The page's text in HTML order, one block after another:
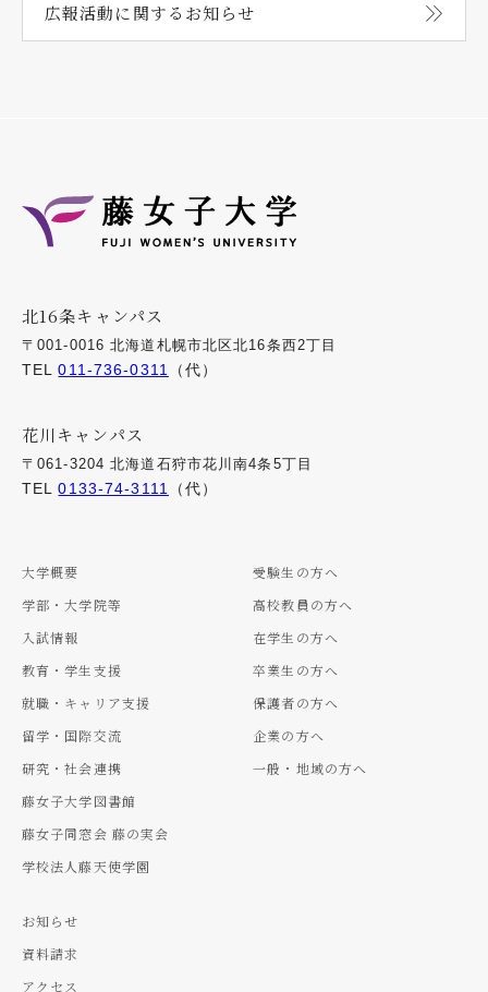
広報活動に関する お知らせ
北16条キャンパス
〒001-0016 北海道札幌市北区北16条西2丁目
TEL011-736-0311 （代）
花川キャンパス
〒061-3204 北海道石狩市花川南4条5丁目
TEL0133-74-3111 （代）
大学概要
学部・大学院等
入試情報
教育・学生支援
就職・キャリア支援
留学・国際交流
研究・社会連携
藤女子大学図書館
藤女子同窓会 藤の実会
学校法人藤天使学園
受験生の方へ
高校教員の方へ
在学生の方へ
卒業生の方へ
保護者の方へ
企業の方へ
一般・地域の方へ
お知らせ
資料請求
アクセス